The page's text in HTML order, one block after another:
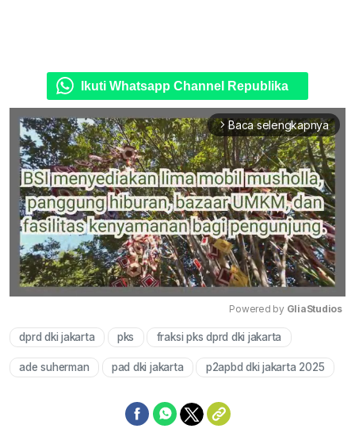
Ikuti Whatsapp Channel Republika
arrow_forward_ios Baca selengkapnya
Mute
Powered by GliaStudios
dprd dki jakarta pks fraksi pks dprd dki jakarta
ade suherman pad dki jakarta p2apbd dki jakarta 2025